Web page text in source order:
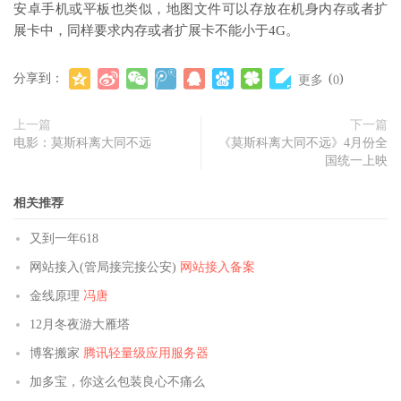
安卓手机或平板也类似，地图文件可以存放在机身内存或者扩
展卡中，同样要求内存或者扩展卡不能小于4G。
分享到： 更多 (0)
上一篇
电影：莫斯科离大同不远
下一篇
《莫斯科离大同不远》4月份全
国统一上映
相关推荐
又到一年618
网站接入(管局接完接公安) 网站接入备案
金线原理 冯唐
12月冬夜游大雁塔
博客搬家 腾讯轻量级应用服务器
加多宝，你这么包装良心不痛么